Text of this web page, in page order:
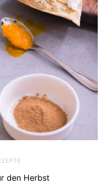
den Herbst